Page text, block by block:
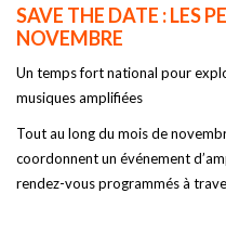
SAVE THE DATE : LES
NOVEMBRE
Un temps fort national pour
musiques amplifiées
Tout au long du mois de
coordonnent un événement
rendez-vous programmés à